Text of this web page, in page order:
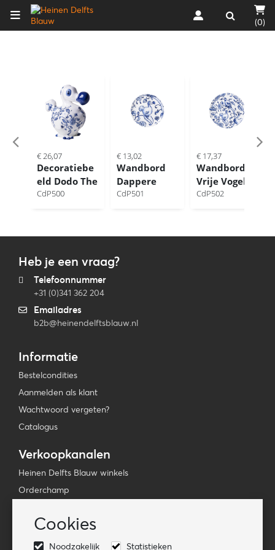
Cookies
Noodzakelijk Statistieken
(0)
€ 26,07
Decoratiebe
eld Dodo The
Heritage
CdP500
€ 13,02
Wandbord
Dappere
Dodo The
CdP501
€ 17,37
Wandbord
Vrije Vogels
The Heritage
CdP502
Heb je een vraag?
Telefoonnummer
+31 (0)341 362 204
Emailadres
b2b@heinendelftsblauw.nl
Informatie
Bestelcondities
Aanmelden als klant
Wachtwoord vergeten?
Catalogus
Verkoopkanalen
Heinen Delfts Blauw winkels
Orderchamp
Tica Venlo